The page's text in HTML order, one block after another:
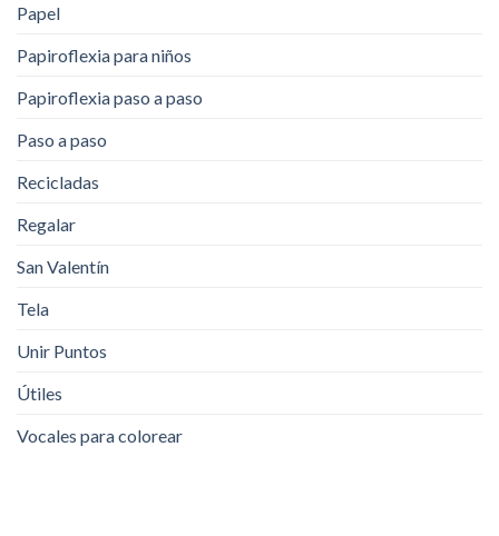
Papel
Papiroflexia para niños
Papiroflexia paso a paso
Paso a paso
Recicladas
Regalar
San Valentín
Tela
Unir Puntos
Útiles
Vocales para colorear